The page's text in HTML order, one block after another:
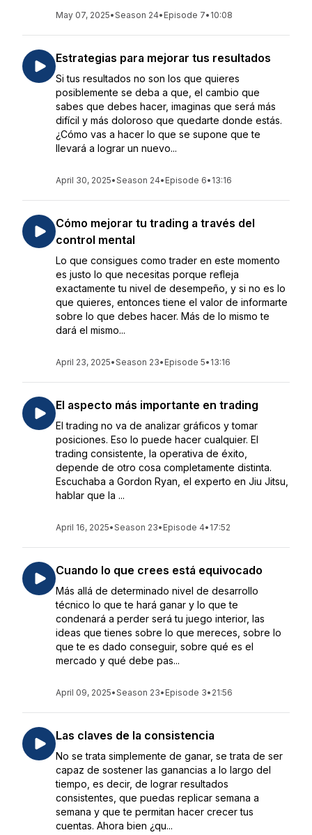
May 07, 2025•Season 24• Episode 7• 10:08
Estrategias para mejorar tus resultados
Si tus resultados no son los que quieres
posiblemente se deba a que, el cambio que
sabes que debes hacer, imaginas que será más
difícil y más doloroso que quedarte donde estás.
¿Cómo vas a hacer lo que se supone que te
llevará a lograr un nuevo...
April 30, 2025•Season 24• Episode 6• 13:16
Cómo mejorar tu trading a través del
control mental
Lo que consigues como trader en este momento
es justo lo que necesitas porque refleja
exactamente tu nivel de desempeño, y si no es lo
que quieres, entonces tiene el valor de informarte
sobre lo que debes hacer. Más de lo mismo te
dará el mismo...
April 23, 2025•Season 23• Episode 5• 13:16
El aspecto más importante en trading
El trading no va de analizar gráficos y tomar
posiciones. Eso lo puede hacer cualquier. El
trading consistente, la operativa de éxito,
depende de otro cosa completamente distinta.
Escuchaba a Gordon Ryan, el experto en Jiu Jitsu,
hablar que la ...
April 16, 2025•Season 23• Episode 4• 17:52
Cuando lo que crees está equivocado
Más allá de determinado nivel de desarrollo
técnico lo que te hará ganar y lo que te
condenará a perder será tu juego interior, las
ideas que tienes sobre lo que mereces, sobre lo
que te es dado conseguir, sobre qué es el
mercado y qué debe pas...
April 09, 2025•Season 23• Episode 3• 21:56
Las claves de la consistencia
No se trata simplemente de ganar, se trata de ser
capaz de sostener las ganancias a lo largo del
tiempo, es decir, de lograr resultados
consistentes, que puedas replicar semana a
semana y que te permitan hacer crecer tus
cuentas. Ahora bien ¿qu...